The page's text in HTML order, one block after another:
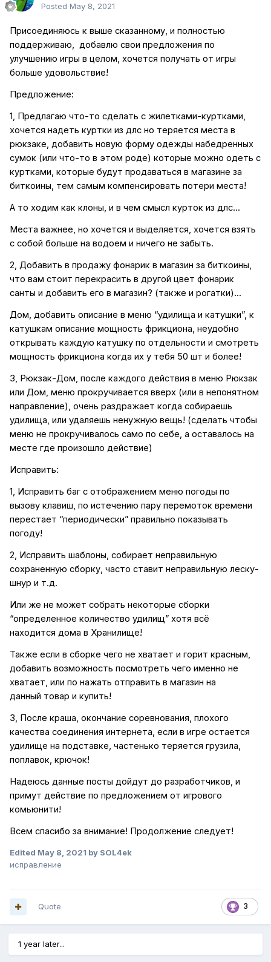
Posted May 8, 2021
Присоединяюсь к выше сказанному, и полностью
поддерживаю, добавлю свои предложения по
улучшению игры в целом, хочется получать от игры
больше удовольствие!
Предложение:
1, Предлагаю что-то сделать с жилетками-куртками,
хочется надеть куртки из длс но теряется места в
рюкзаке, добавить новую форму одежды набедренных
сумок (или что-то в этом роде) которые можно одеть с
куртками, которые будут продаваться в магазине за
биткоины, тем самым компенсировать потери места!
А то ходим как клоны, и в чем смысл курток из длс...
Места важнее, но хочется и выделяется, хочется взять
с собой больше на водоем и ничего не забыть.
2, Добавить в продажу фонарик в магазин за биткоины,
что вам стоит перекрасить в другой цвет фонарик
санты и добавить его в магазин? (также и рогатки)...
Дом, добавить описание в меню “удилища и катушки”, к
катушкам описание мощность фрикциона, неудобно
открывать каждую катушку по отдельности и смотреть
мощность фрикциона когда их у тебя 50 шт и более!
3, Рюкзак-Дом, после каждого действия в меню Рюкзак
или Дом, меню прокручивается вверх (или в непонятном
направление), очень раздражает когда собираешь
удилища, или удаляешь ненужную вещь! (сделать чтобы
меню не прокручивалось само по себе, а оставалось на
месте где произошло действие)
Исправить:
1, Исправить баг с отображением меню погоды по
вызову клавиш, по истечению пару перемоток времени
перестает “периодически” правильно показывать
погоду!
2, Исправить шаблоны, собирает неправильную
сохраненную сборку, часто ставит неправильную леску-
шнур и т.д.
Или же не может собрать некоторые сборки
“определенное количество удилищ” хотя всё
находится дома в Хранилище!
Также если в сборке чего не хватает и горит красным,
добавить возможность посмотреть чего именно не
хватает, или по нажать отправить в магазин на
данный товар и купить!
3, После краша, окончание соревнования, плохого
качества соединения интернета, если в игре остается
удилище на подставке, частенько теряется грузила,
поплавок, крючок!
Надеюсь данные посты дойдут до разработчиков, и
примут действие по предложением от игрового
комьюнити!
Всем спасибо за внимание! Продолжение следует!
Edited May 8, 2021 by SOL4ek
исправление
3
Quote
1 year later...